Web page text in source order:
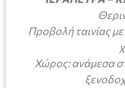
Προβολή ταινίας με
Χώρος: ανάμεσα